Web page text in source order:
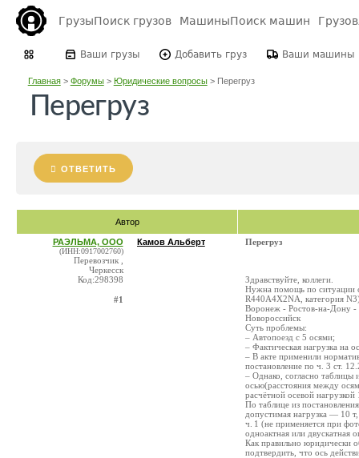
ГрузыПоиск грузов МашиныПоиск машин
Ваши грузы Добавить груз Ваши машины
Главная> Форумы> Юридические вопросы> Перегруз
Перегруз
ОТВЕТИТЬ
Автор
РАЭЛЬМА, ООО
(ИНН:0917002760)
Перевозчик ,
Черкесск
Код:298398
#1
Камов Альберт Перегруз
Здравствуйте, коллеги.
Нужна помощь по ситуации
R440A4X2NA, категория
Воронеж - Ростов-на-Дону -
Новороссийск
Суть проблемы:
– Автопоезд с 5 осями;
– Фактическая нагрузка на
– В акте применили
постановление по ч. 3 ст.
– Однако, согласно таблицы
осью(расстояния между
расчётной осевой нагрузкой
По таблице из
допустимая нагрузка — 10
ч. 1 (не применяется при
одноактная или двускатная
Как правильно юридически
подтвердить, что ось